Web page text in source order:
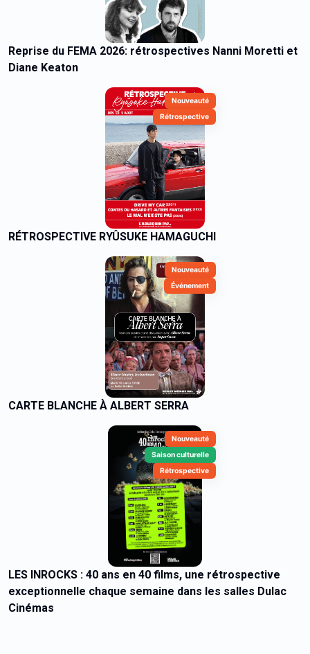
Reprise du FEMA 2026: rétrospectives Nanni Moretti et
Diane Keaton
Nouveauté
Rétrospective
RÉTROSPECTIVE RYÛSUKE HAMAGUCHI
Nouveauté
Événement
CARTE BLANCHE À ALBERT SERRA
Nouveauté
Saison culturelle
Rétrospective
LES INROCKS : 40 ans en 40 films, une rétrospective
exceptionnelle chaque semaine dans les salles Dulac
Cinémas